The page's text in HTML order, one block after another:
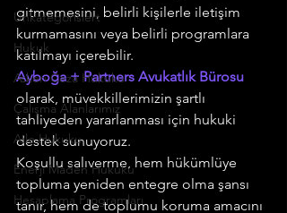
Unkategorisiert
Hukuk
Askeri Ceza Hukuku
Çalışma Alanlarımız
Aile Hukuku
Enerji Maden Hukuku
Hesaplama Programları
gitmemesini, belirli kişilerle iletişim
kurmamasını veya belirli programlara
katılmayı içerebilir.
Ayboğa + Partners Avukatlık Bürosu
olarak, müvekkillerimizin şartlı
tahliyeden yararlanması için hukuki
destek sunuyoruz.
Koşullu salıverme, hem hükümlüye
topluma yeniden entegre olma şansı
tanır, hem de toplumu koruma amacını